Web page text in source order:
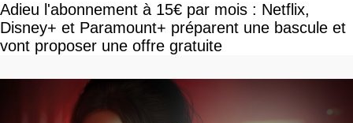
Adieu l'abonnement à 15€ par mois : Netflix,
Disney+ et Paramount+ préparent une bascule et
vont proposer une offre gratuite